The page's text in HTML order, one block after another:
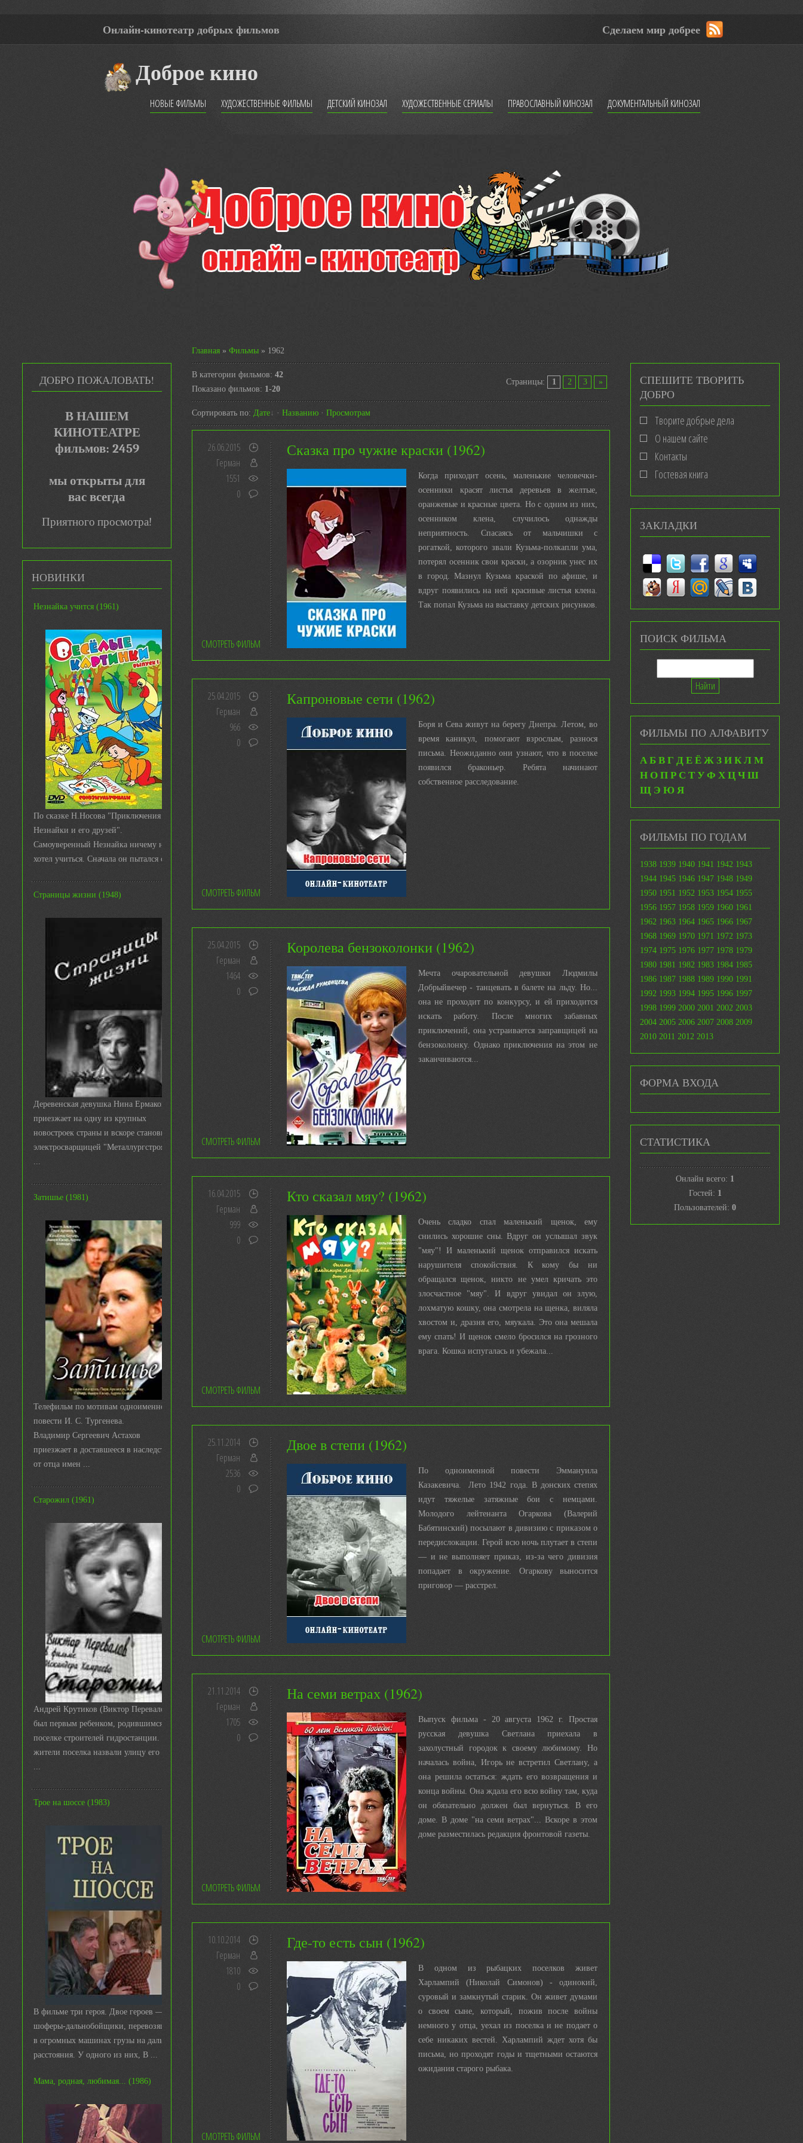
Онлайн-кинотеатр добрых фильмов Сделаем мир добрее
Доброе кино
НОВЫЕ ФИЛЬМЫ ХУДОЖЕСТВЕННЫЕ ФИЛЬМЫ ДЕТСКИЙ КИНОЗАЛ ХУДОЖЕСТВЕННЫЕ СЕРИАЛЫ ПРАВОСЛАВНЫЙ КИНОЗАЛ ДОКУМЕНТАЛЬНЫЙ КИНОЗАЛ
ДОБРО ПОЖАЛОВАТЬ!
В НАШЕМ
КИНОТЕАТРЕ
фильмов: 2459
мы открыты для
вас всегда
Приятного просмотра!
НОВИНКИ
Незнайка учится (1961)
По сказке Н.Носова "Приключения
Незнайки и его друзей".
Самоуверенный Незнайка ничему не
хотел учиться. Сначала он пытался с ...
Страницы жизни (1948)
Деревенская девушка Нина Ермакова
приезжает на одну из крупных
новостроек страны и вскоре становится
электросварщицей "Металлургстроя&q
...
Затишье (1981)
Телефильм по мотивам одноименной
повести И. С. Тургенева.
Владимир Сергеевич Астахов
приезжает в доставшееся в наследство
от отца имен ...
Старожил (1961)
Андрей Крутиков (Виктор Перевалов)
был первым ребенком, родившимся в
поселке строителей гидростанции. И
жители поселка назвали улицу его име
...
Трое на шоссе (1983)
В фильме три героя. Двое героев —
шоферы-дальнобойщики, перевозящие
в огромных машинах грузы на дальние
расстояния. У одного из них, В ...
Мама, родная, любимая... (1986)
Главная » Фильмы » 1962
В категории фильмов: 42
Показано фильмов: 1-20
Страницы: 1 2 3 »
Сортировать по: Дате · Названию · Просмотрам
Сказка про чужие краски (1962)
Когда приходит осень, маленькие человечки-
осенники красят листья деревьев в желтые,
оранжевые и красные цвета. Но с одним из них,
осенником клена, случилось однажды
неприятность. Спасаясь от мальчишки с
рогаткой, которого звали Кузьма-полкапли ума,
потерял осенник свои краски, а озорник унес их
в город. Мазнул Кузьма краской по афише, и
вдруг появились на ней красивые листья клена.
Так попал Кузьма на выставку детских рисунков.
26.06.2015
Герман
1551
0
СМОТРЕТЬ ФИЛЬМ
Капроновые сети (1962)
Боря и Сева живут на берегу Днепра. Летом, во
время каникул, помогают взрослым, разнося
письма. Неожиданно они узнают, что в поселке
появился браконьер. Ребята начинают
собственное расследование.
25.04.2015
Герман
966
0
СМОТРЕТЬ ФИЛЬМ
Королева бензоколонки (1962)
Мечта очаровательной девушки Людмилы
Добрыйвечер - танцевать в балете на льду. Но...
она не проходит по конкурсу, и ей приходится
искать работу. После многих забавных
приключений, она устраивается заправщицей на
бензоколонку. Однако приключения на этом не
заканчиваются...
25.04.2015
Герман
1464
0
СМОТРЕТЬ ФИЛЬМ
Кто сказал мяу? (1962)
Очень сладко спал маленький щенок, ему
снились хорошие сны. Вдруг он услышал звук
"мяу"! И маленький щенок отправился искать
нарушителя спокойствия. К кому бы ни
обращался щенок, никто не умел кричать это
злосчастное "мяу". И вдруг увидал он злую,
лохматую кошку, она смотрела на щенка, виляла
хвостом и, дразня его, мяукала. Это она мешала
ему спать! И щенок смело бросился на грозного
врага. Кошка испугалась и убежала...
16.04.2015
Герман
999
0
СМОТРЕТЬ ФИЛЬМ
Двое в степи (1962)
По одноименной повести Эммануила
Казакевича. Лето 1942 года. В донских степях
идут тяжелые затяжные бои с немцами.
Молодого лейтенанта Огаркова (Валерий
Бабятинский) посылают в дивизию с приказом о
передислокации. Герой всю ночь плутает в степи
— и не выполняет приказ, из-за чего дивизия
попадает в окружение. Огаркову выносится
приговор — расстрел.
25.11.2014
Герман
2536
0
СМОТРЕТЬ ФИЛЬМ
На семи ветрах (1962)
Выпуск фильма - 20 августа 1962 г. Простая
русская девушка Светлана приехала в
захолустный городок к своему любимому. Но
началась война, Игорь не встретил Светлану, а
она решила остаться: ждать его возвращения и
конца войны. Она ждала его всю войну там, куда
он обязательно должен был вернуться. В его
доме. В доме "на семи ветрах"... Вскоре в этом
доме разместилась редакция фронтовой газеты.
21.11.2014
Герман
1705
0
СМОТРЕТЬ ФИЛЬМ
Где-то есть сын (1962)
В одном из рыбацких поселков живет
Харлампий (Николай Симонов) - одинокий,
суровый и замкнутый старик. Он живет думами
о своем сыне, который, пожив после войны
немного у отца, уехал из поселка и не подает о
себе никаких вестей. Харлампий ждет хотя бы
письма, но проходят годы и тщетными остаются
ожидания старого рыбака.
10.10.2014
Герман
1810
0
СМОТРЕТЬ ФИЛЬМ
СПЕШИТЕ ТВОРИТЬ
ДОБРО
Творите добрые дела
О нашем сайте
Контакты
Гостевая книга
ЗАКЛАДКИ
ПОИСК ФИЛЬМА
ФИЛЬМЫ ПО АЛФАВИТУ
А Б В Г Д Е Ё Ж З И К Л М
Н О П Р С Т У Ф Х Ц Ч Ш
Щ Э Ю Я
ФИЛЬМЫ ПО ГОДАМ
1938 1939 1940 1941 1942 1943
1944 1945 1946 1947 1948 1949
1950 1951 1952 1953 1954 1955
1956 1957 1958 1959 1960 1961
1962 1963 1964 1965 1966 1967
1968 1969 1970 1971 1972 1973
1974 1975 1976 1977 1978 1979
1980 1981 1982 1983 1984 1985
1986 1987 1988 1989 1990 1991
1992 1993 1994 1995 1996 1997
1998 1999 2000 2001 2002 2003
2004 2005 2006 2007 2008 2009
2010 2011 2012 2013
ФОРМА ВХОДА
СТАТИСТИКА
Онлайн всего: 1
Гостей: 1
Пользователей: 0